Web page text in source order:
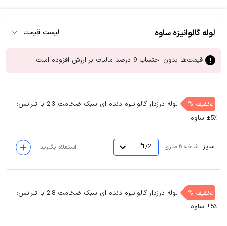
لوله گالوانیزه ساوه لیست قیمت
قیمت‌ها بدون احتساب 9 درصد مالیات بر ارزش افزوده است.
تخفیف -%
لوله درزدار گالوانیزه دنده ای سبک ضخامت 2.3 با تلرانس:
٪5± ساوه
سایز شاخه 6 متری :
1/2" استعلام بگیرید
تخفیف -%
لوله درزدار گالوانیزه دنده ای سبک ضخامت 2.8 با تلرانس:
٪5± ساوه